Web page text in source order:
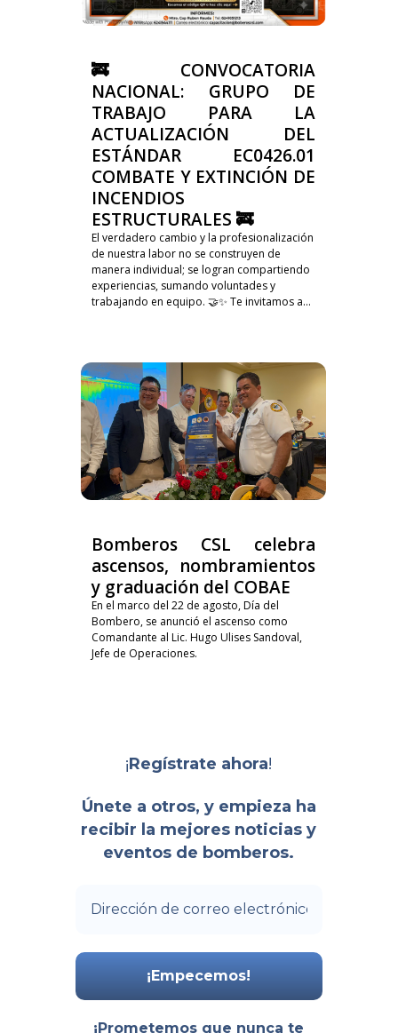
🚒 CONVOCATORIA
NACIONAL: GRUPO DE
TRABAJO PARA LA
ACTUALIZACIÓN DEL
ESTÁNDAR EC0426.01
COMBATE Y EXTINCIÓN DE
INCENDIOS
ESTRUCTURALES 🚒
El verdadero cambio y la profesionalización
de nuestra labor no se construyen de
manera individual; se logran compartiendo
experiencias, sumando voluntades y
trabajando en equipo. 🤝✨ Te invitamos a...
Bomberos CSL celebra
ascensos, nombramientos
y graduación del COBAE
En el marco del 22 de agosto, Día del
Bombero, se anunció el ascenso como
Comandante al Lic. Hugo Ulises Sandoval,
Jefe de Operaciones.
¡Regístrate ahora!
Únete a otros, y empieza ha
recibir la mejores noticias y
eventos de bomberos.
¡Prometemos que nunca te